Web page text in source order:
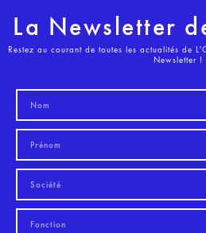
La Newsletter
Restez au courant de toutes les actualités de
Newsletter !